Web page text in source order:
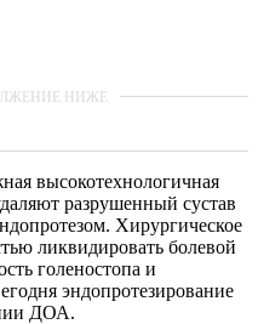
высокотехнологичная
разрушенный сустав
Хирургическое
ликвидировать болевой
голеностопа и
эндопротезирование
ДОА.